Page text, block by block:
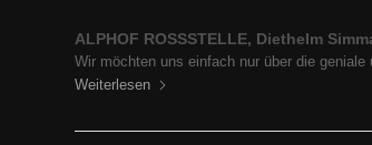
ALPHOF ROSSSTELLE, Diethelm
Wir möchten uns einfach nur über die
Weiterlesen
BP Europe SE, Zweigniederlassung
Ich darf mich in Erinnerung rufen und zu aller
Weiterlesen